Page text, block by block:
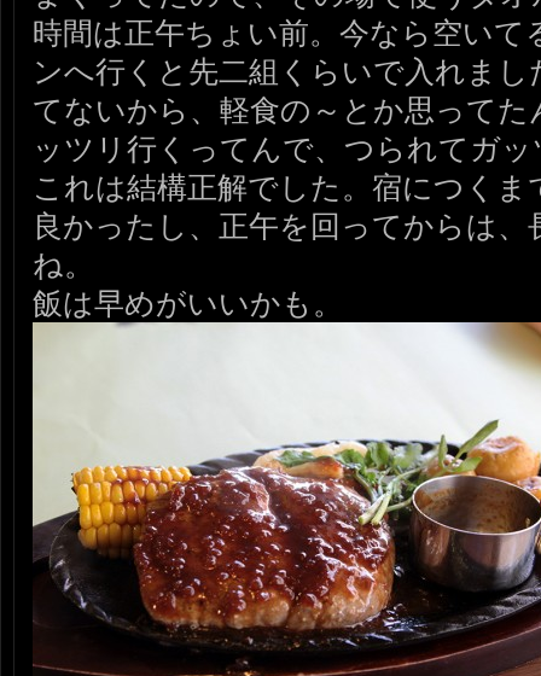
時間は正午ちょい前。今なら空い
ンへ行くと先二組くらいで入れま
てないから、軽食の～とか思って
ッツリ行くってんで、つられてガ
これは結構正解でした。宿につく
良かったし、正午を回ってからは
ね。
飯は早めがいいかも。